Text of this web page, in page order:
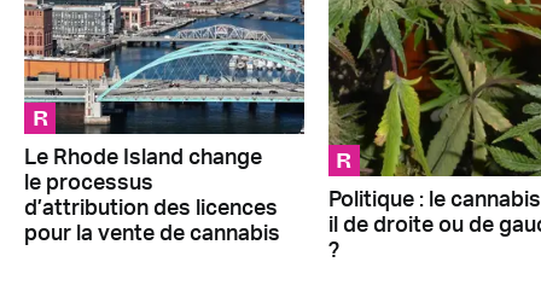
R
Le Rhode Island change
le processus
d’attribution des licences
pour la vente de cannabis
R
Politique : le
il de droite ou de
?